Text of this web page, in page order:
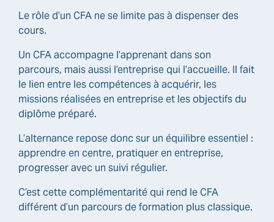
Le rôle d’un CFA ne se limite pas à dispenser des
cours.
Un CFA accompagne l’apprenant dans son
parcours, mais aussi l’entreprise qui l’accueille. Il fait
le lien entre les compétences à acquérir, les
missions réalisées en entreprise et les objectifs du
diplôme préparé.
L’alternance repose donc sur un équilibre essentiel :
apprendre en centre, pratiquer en entreprise,
progresser avec un suivi régulier.
C’est cette complémentarité qui rend le CFA
différent d’un parcours de formation plus classique.